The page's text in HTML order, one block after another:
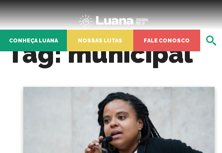
CONHEÇA LUANA NOSSAS LUTAS FALE CONOSCO
Tag:municipal